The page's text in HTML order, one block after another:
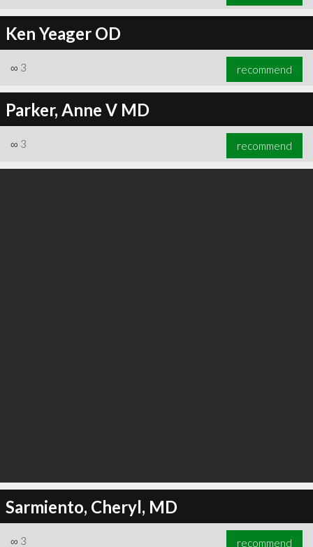
Ken Yeager OD
∞ 3 recommend
Parker, Anne V MD
∞ 3 recommend
Sarmiento, Cheryl, MD
∞ 3 recommend